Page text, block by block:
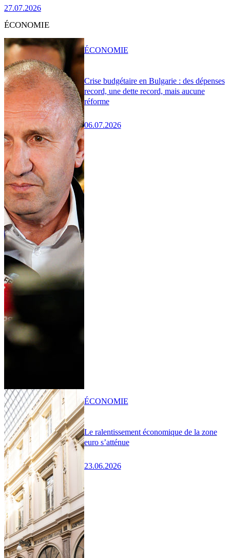
27.07.2026
ÉCONOMIE
Crise budgétaire en Bulgarie : des dépenses
record, une dette record, mais aucune
réforme
06.07.2026
ÉCONOMIE
Le ralentissement économique de la zone
euro s’atténue
23.06.2026
ÉCONOMIE